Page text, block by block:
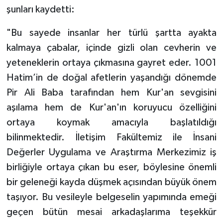
şunları kaydetti:
"Bu sayede insanlar her türlü şartta ayakta
kalmaya çabalar, içinde gizli olan cevherin ve
yeteneklerin ortaya çıkmasına gayret eder. 1001
Hatim’in de doğal afetlerin yaşandığı dönemde
Pir Ali Baba tarafından hem Kur'an sevgisini
aşılama hem de Kur'an'ın koruyucu özelliğini
ortaya koymak amacıyla başlatıldığı
bilinmektedir. İletişim Fakültemiz ile İnsani
Değerler Uygulama ve Araştırma Merkezimiz iş
birliğiyle ortaya çıkan bu eser, böylesine önemli
bir geleneği kayda düşmek açısından büyük önem
taşıyor. Bu vesileyle belgeselin yapımında emeği
geçen bütün mesai arkadaşlarıma teşekkür
Edirne Müftülüğü
Elazığ Müftülüğü
Erzurum Müftülüğü
Eskişehir Müftülüğü
Gaziantep Müftülüğü
Giresun Müftülüğü
Gümüşhane Müftülüğü
Hakkari Müftülüğü